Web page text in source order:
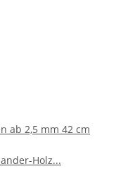
ab 2,5 mm 42 cm